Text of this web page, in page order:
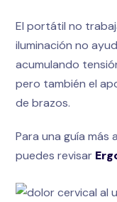
El portátil no
iluminación no
acumulando
pero también el
de brazos.
Para una guía
puedes revisar